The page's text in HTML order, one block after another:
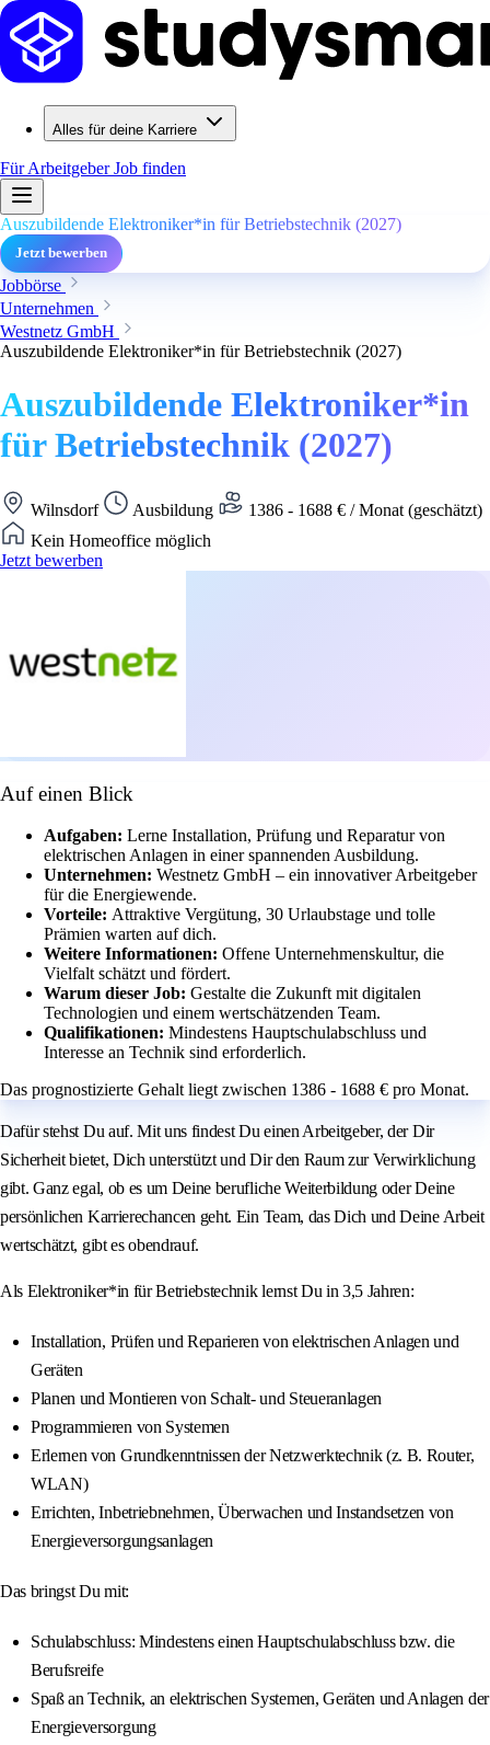
Alles für deine Karriere
Für ArbeitgeberJob finden
Auszubildende Elektroniker*in für Betriebstechnik (2027)
Jetzt bewerben
Jobbörse
Unternehmen
Westnetz GmbH
Auszubildende Elektroniker*in für Betriebstechnik (2027)
Auszubildende Elektroniker*in
für Betriebstechnik (2027)
Wilnsdorf Ausbildung
1386 - 1688 € / Monat (geschätzt)
Kein Homeoffice möglich
Jetzt bewerben
Auf einen Blick
Aufgaben: Lerne Installation, Prüfung und Reparatur von
elektrischen Anlagen in einer spannenden Ausbildung.
Unternehmen: Westnetz GmbH – ein innovativer Arbeitgeber
für die Energiewende.
Vorteile: Attraktive Vergütung, 30 Urlaubstage und tolle
Prämien warten auf dich.
Weitere Informationen: Offene Unternehmenskultur, die
Vielfalt schätzt und fördert.
Warum dieser Job: Gestalte die Zukunft mit digitalen
Technologien und einem wertschätzenden Team.
Qualifikationen: Mindestens Hauptschulabschluss und
Interesse an Technik sind erforderlich.
Das prognostizierte Gehalt liegt zwischen 1386 - 1688 € pro Monat.
Dafür stehst Du auf. Mit uns findest Du einen Arbeitgeber, der Dir
Sicherheit bietet, Dich unterstützt und Dir den Raum zur Verwirklichung
gibt. Ganz egal, ob es um Deine berufliche Weiterbildung oder Deine
persönlichen Karrierechancen geht. Ein Team, das Dich und Deine Arbeit
wertschätzt, gibt es obendrauf.
Als Elektroniker*in für Betriebstechnik lernst Du in 3,5 Jahren:
Installation, Prüfen und Reparieren von elektrischen Anlagen und
Geräten
Planen und Montieren von Schalt- und Steueranlagen
Programmieren von Systemen
Erlernen von Grundkenntnissen der Netzwerktechnik (z. B. Router,
WLAN)
Errichten, Inbetriebnehmen, Überwachen und Instandsetzen von
Energieversorgungsanlagen
Das bringst Du mit:
Schulabschluss: Mindestens einen Hauptschulabschluss bzw. die
Berufsreife
Spaß an Technik, an elektrischen Systemen, Geräten und Anlagen der
Energieversorgung